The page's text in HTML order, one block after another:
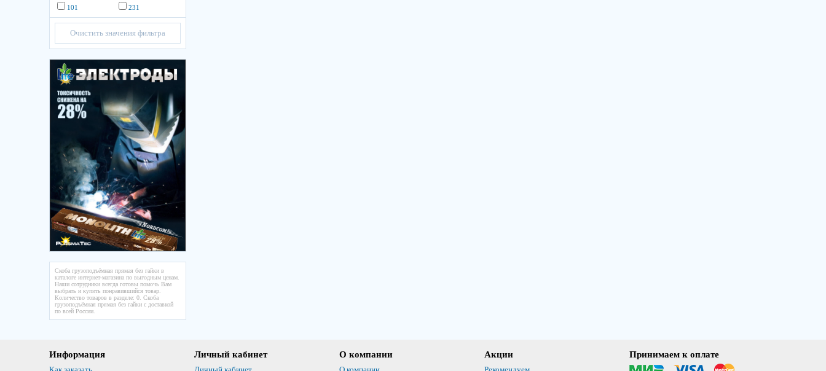
101 231
Очистить значения фильтра
Скоба грузоподъёмная прямая без гайки в
каталоге интернет-магазина по выгодным ценам.
Наши сотрудники всегда готовы помочь Вам
выбрать и купить понравившийся товар.
Количество товаров в разделе: 0. Скоба
грузоподъёмная прямая без гайки с доставкой
по всей России.
Информация Личный кабинет О компании Акции Принимаем к оплате